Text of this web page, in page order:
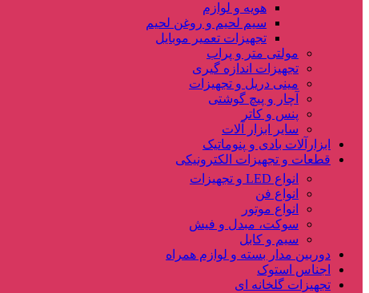
هویه و لوازم
سیم لحیم و روغن لحیم
تجهیزات تعمیر موبایل
مولتی متر و پراب
تجهیزات اندازه گیری
مینی دریل و تجهیزات
آچار و پیچ گوشتی
پنس و کاتر
سایر ابزار آلات
ابزارآلات بادی و پنوماتیک
قطعات و تجهیزات الکترونیکی
انواع LED و تجهیزات
انواع فن
انواع موتور
سوکت، مبدل و فیش
سیم و کابل
دوربین مدار بسته و لوازم همراه
اجناس استوک
تجهیزات گلخانه ای